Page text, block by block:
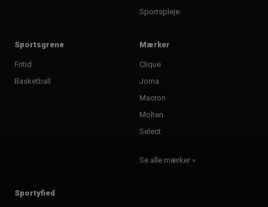
Sportspleje
Sportsgrene
Fritid
Basketball
Mærker
Clique
Joma
Macron
Molten
Select
Se alle mærker »
Sportyfied